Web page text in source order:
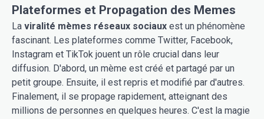
Plateformes et Propagation des Memes
La viralité mèmes réseaux sociaux est un phénomène
fascinant. Les plateformes comme Twitter, Facebook,
Instagram et TikTok jouent un rôle crucial dans leur
diffusion. D'abord, un mème est créé et partagé par un
petit groupe. Ensuite, il est repris et modifié par d'autres.
Finalement, il se propage rapidement, atteignant des
millions de personnes en quelques heures. C'est la magie